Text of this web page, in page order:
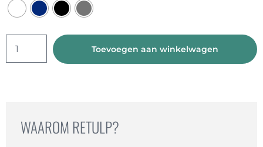
Thermosfles
Toevoegen aan winkelwagen
WAAROM RETULP?